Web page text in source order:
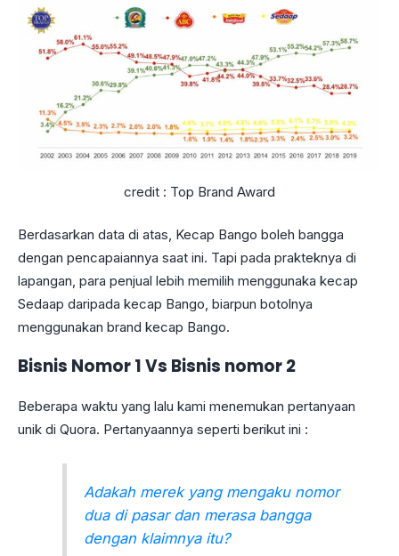
credit : Top Brand Award
Berdasarkan data di atas, Kecap Bango boleh bangga
dengan pencapaiannya saat ini. Tapi pada prakteknya di
lapangan, para penjual lebih memilih menggunaka kecap
Sedaap daripada kecap Bango, biarpun botolnya
menggunakan brand kecap Bango.
Bisnis Nomor 1 Vs Bisnis nomor 2
Beberapa waktu yang lalu kami menemukan pertanyaan
unik di Quora. Pertanyaannya seperti berikut ini :
Adakah merek yang mengaku nomor
dua di pasar dan merasa bangga
dengan klaimnya itu?